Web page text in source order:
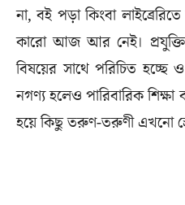
না, বই পড়া কিংবা
কারো আজ আর নেই।
বিষয়ের সাথে পরিচিত
নগণ্য হলেও পারিবারিক
হয়ে কিছু তরুণ-তরুণী এখনো